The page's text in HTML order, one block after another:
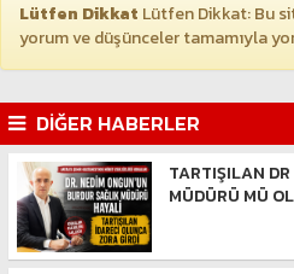
Lütfen Dikkat Lütfen Dikkat: Bu
yorum ve düşünceler tamamıyla
DİĞER HABERLER
TARTIŞILAN
MÜDÜRÜ MÜ